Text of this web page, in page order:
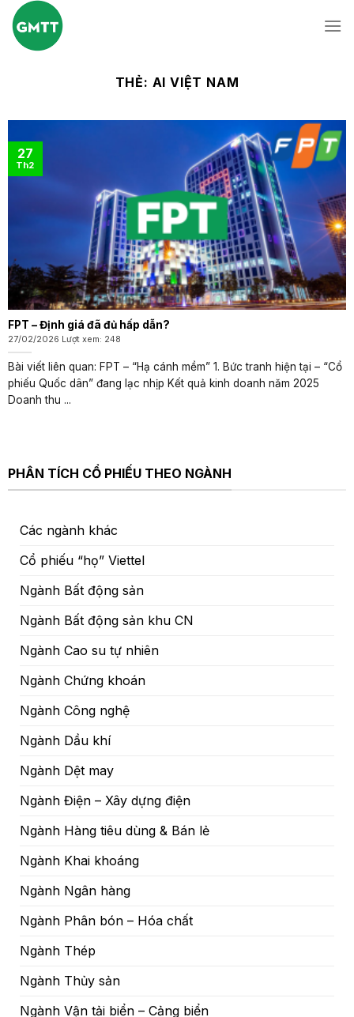
Skip
content
THẺ: AI VIỆT NAM
FPT – Định giá đã đủ hấp dẫn?
27/02/2026 Lượt xem: 248
Bài viết liên quan: FPT – “Hạ cánh mềm” 1. Bức tranh hiện tại – “Cổ
phiếu Quốc dân” đang lạc nhịp Kết quả kinh doanh năm 2025
Doanh thu ...
27
Th2
PHÂN TÍCH CỔ PHIẾU THEO NGÀNH
Các ngành khác
Cổ phiếu “họ” Viettel
Ngành Bất động sản
Ngành Bất động sản khu CN
Ngành Cao su tự nhiên
Ngành Chứng khoán
Ngành Công nghệ
Ngành Dầu khí
Ngành Dệt may
Ngành Điện – Xây dựng điện
Ngành Hàng tiêu dùng & Bán lẻ
Ngành Khai khoáng
Ngành Ngân hàng
Ngành Phân bón – Hóa chất
Ngành Thép
Ngành Thủy sản
Ngành Vận tải biển – Cảng biển